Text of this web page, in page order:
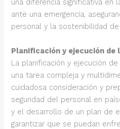
una diferencia significativa en
ante una emergencia,
personal y la sostenibilidad
Planificación y ejecución de
La planificación y ejecución
una tarea compleja y
cuidadosa consideración y
seguridad del personal en
y el desarrollo de un plan de
garantizar que se puedan